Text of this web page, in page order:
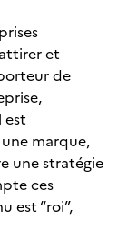
et
de
est
marque,
une stratégie
ces
est “roi”,